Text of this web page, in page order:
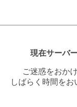
現在サーバ
ご迷惑をおか
しばらく時間を